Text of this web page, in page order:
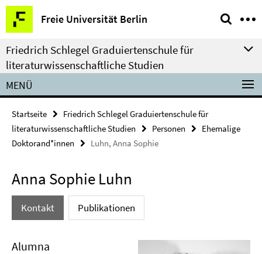
Springe
direkt
zu
Inhalt
Freie Universität Berlin
Service-
Navigation
Friedrich Schlegel Graduiertenschule für
literaturwissenschaftliche Studien
MENÜ
Startseite
Friedrich Schlegel Graduiertenschule für
literaturwissenschaftliche Studien
Personen
Ehemalige
Doktorand*innen
Luhn, Anna Sophie
Anna Sophie Luhn
Kontakt Publikationen
Alumna